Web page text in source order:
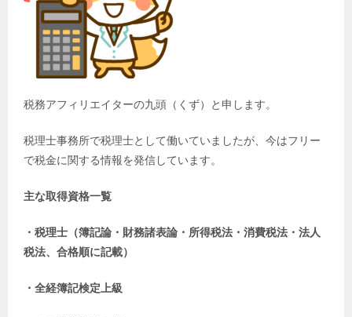
税務アフィリエイターの九頭（くず）と申します。
税理士事務所で税理士として働いていましたが、今はフリー
で税金に関する情報を発信しています。
主な取得資格一覧
・税理士（簿記論・財務諸表論・所得税法・消費税法・法人
税法、合格順に記載）
・全経簿記検定上級